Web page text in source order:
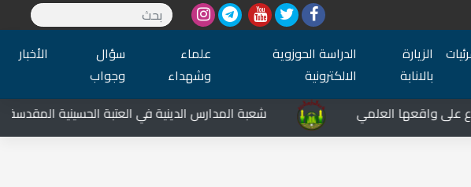
الزيارة
بالانابة
الدراسة الحوزوية
الالكترونية
علماء
وشهداء
سؤال
وجواب
الأخبار
على واقعها العلمي شعبة المدارس الدينية في العتبة الحسينية المقدسة